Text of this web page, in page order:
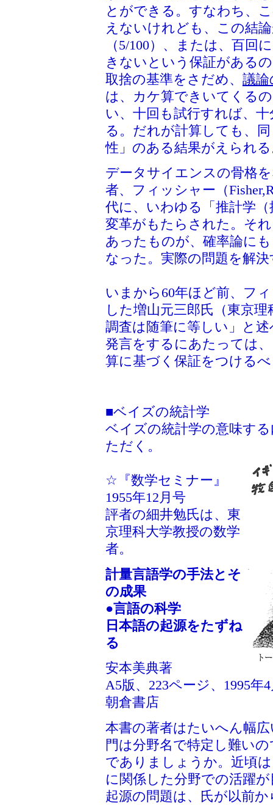
とができる。すなわち、
えないけれども、この結
（5/100）、または、百回
きないという保証がある
取捨の基準をさだめ、 議
は、カケ算できいてくる
い、十回も試行すれば、
る。だれが計算しても、
性」のある結果がえられ
データサイエンスの骨格
者、フィッシャー（
代に、いわゆる「推計学
変革がもたらされた。そ
あったものが、確率論に
なった。実際の問題を解
いまから60年ほど前、フ
した増山元三郎氏（東京
調査は随筆に等しい」と
発言をするにあたっては
算に基づく保証をつける
■ベイズの統計学
ベイズの統計学の意味す
ただく。
☆『数学セミナー』
1955年12月号
評者の細井勉氏は、東
京理科大学教授の数学
者。
計量言語学の手法とそ
の成果
●言語の科学
日本語の起源をたずね
る
安本美典著
A5版、223ページ、1995年
朝倉書店
本書の著者はたいへん幅
門は分野名で特定し難い
でありましょうか。近頃
に関係した分野での活躍
起源の問題は、氏が以前